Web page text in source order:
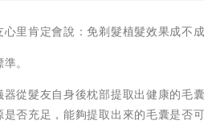
里肯定會說：免剃髮植髮效果成不
。
從髮友自身後枕部提取出健康的毛
否充足，能夠提取出來的毛囊是否